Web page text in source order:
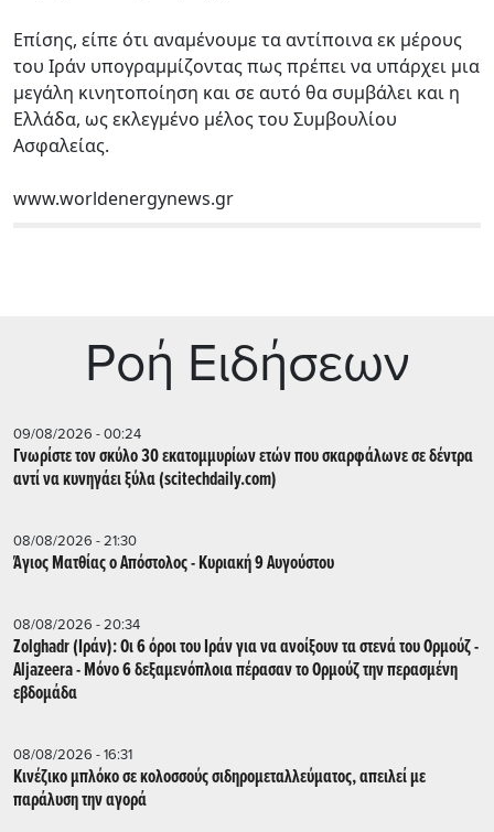
Επίσης, είπε ότι αναμένουμε τα αντίποινα εκ μέρους
του Ιράν υπογραμμίζοντας πως πρέπει να υπάρχει μια
μεγάλη κινητοποίηση και σε αυτό θα συμβάλει και η
Ελλάδα, ως εκλεγμένο μέλος του Συμβουλίου
Ασφαλείας.
www.worldenergynews.gr
Ρoή Ειδήσεων
09/08/2026 - 00:24
Γνωρίστε τον σκύλο 30 εκατομμυρίων ετών που σκαρφάλωνε σε δέντρα
αντί να κυνηγάει ξύλα (scitechdaily.com)
08/08/2026 - 21:30
Άγιος Ματθίας ο Απόστολος - Κυριακή 9 Αυγούστου
08/08/2026 - 20:34
Zolghadr (Ιράν): Οι 6 όροι του Ιράν για να ανοίξουν τα στενά του Ορμούζ -
Aljazeera - Mόνο 6 δεξαμενόπλοια πέρασαν το Ορμούζ την περασμένη
εβδομάδα
08/08/2026 - 16:31
Κινέζικο μπλόκο σε κολοσσούς σιδηρομεταλλεύματος, απειλεί με
παράλυση την αγορά